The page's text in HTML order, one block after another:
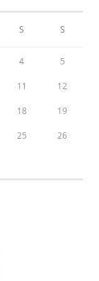
S S
4 5
11 12
18 19
25 26